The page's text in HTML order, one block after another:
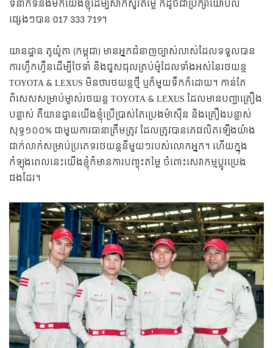
ទំនាក់ទំនងមកយើងខ្ញុំដើម្បីសាកសួរតម្លៃ ក៏ដូចជាប្រឹក្សាយោបល់
ផ្សេងៗបាន 017 333 719។
យានដ្ឋាន តូយ៉ូតា​ (កម្ពុជា) មានអ្នកជំនាញច្បាស់លាស់ដែលទទួលបាន
ការហ្វឹកហ្វឺនដើម្បីថែទាំ​ និងជួសជុលគ្រប់ម៉ូដែលទាំងអស់នៃរថយន្ត
TOYOTA & LEXUS មិនថារថយន្តថ្មី ឬក៏មួយទឹកក៏ដោយ។ កាន់តែ
ពិសេសសម្រាប់ម្ចាស់រថយន្ត TOYOTA & LEXUS ដែលមានបញ្ហាគ្រឿង
បន្លាស់ គឺយានដ្ឋានយើងខ្ញុំប្រើប្រាស់តែប្រេងម៉ាស៊ីន និងគ្រឿងបន្លាស់
សុទ្ធ១០០% ជាមួយការធានាត្រឹមត្រូវ ដែលត្រូវបានគេផលិតឡើងយ៉ាង
ជាក់លាក់សម្រាប់ប្រភេទរថយន្តនីមួយៗរបស់លោកអ្នក។ ហើយក្នុង
កំឡុងពេលនេះយើងខ្ញុំក៏មានការបញ្ចុះតម្លៃ ចំពោះសេវាកម្មប្តូរប្រេង
ផងដែរ។